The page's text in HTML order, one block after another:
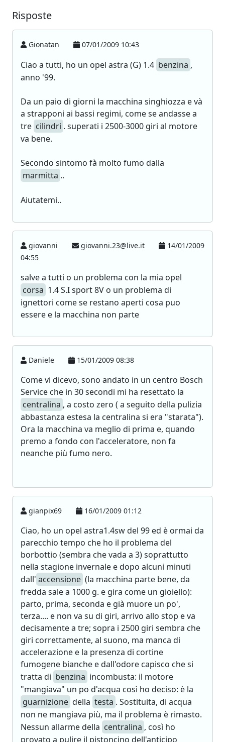
Risposte
Gionatan 07/01/2009 10:43
Ciao a tutti, ho un opel astra (G) 1.4 benzina ,
anno '99.
Da un paio di giorni la macchina singhiozza e và
a strapponi ai bassi regimi, come se andasse a
tre cilindri . superati i 2500-3000 giri al motore
va bene.
Secondo sintomo fà molto fumo dalla
marmitta ..
Aiutatemi..
giovanni giovanni.23@live.it
14/01/2009
04:55
salve a tutti o un problema con la mia opel
corsa 1.4 S.I sport 8V o un problema di
ignettori come se restano aperti cosa puo
essere e la macchina non parte
Daniele 15/01/2009 08:38
Come vi dicevo, sono andato in un centro Bosch
Service che in 30 secondi mi ha resettato la
centralina , a costo zero ( a seguito della pulizia
abbastanza estesa la centralina si era "starata").
Ora la macchina va meglio di prima e, quando
premo a fondo con l'acceleratore, non fa
neanche più fumo nero.
gianpix69 16/01/2009 01:12
Ciao, ho un opel astra1.4sw del 99 ed è ormai da
parecchio tempo che ho il problema del
borbottio (sembra che vada a 3) soprattutto
nella stagione invernale e dopo alcuni minuti
dall' accensione (la macchina parte bene, da
fredda sale a 1000 g. e gira come un gioiello):
parto, prima, seconda e già muore un po',
terza.... e non va su di giri, arrivo allo stop e va
decisamente a tre; sopra i 2500 giri sembra che
giri correttamente, al suono, ma manca di
accelerazione e la presenza di cortine
fumogene bianche e dall'odore capisco che si
tratta di benzina incombusta: il motore
"mangiava" un po d'acqua così ho deciso: è la
guarnizione della testa . Sostituita, di acqua
non ne mangiava più, ma il problema è rimasto.
Nessun allarme della centralina , così ho
provato a pulire il pistoncino dell'anticipo